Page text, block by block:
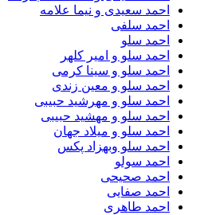
احمد سعیدی و نیما علامه
احمد سلفی
احمد سلو
احمد سلو و امیر کلهر
احمد سلو و سینا کرمی
احمد سلو و معین زندی
احمد سلو و مهرشید حبیبی
احمد سلو و مهشید حبیبی
احمد سلو و میلاد جهان
احمد سلو وبهزاد پکس
احمد سولو
احمد صحیحی
احمد صفایی
احمد طاهری